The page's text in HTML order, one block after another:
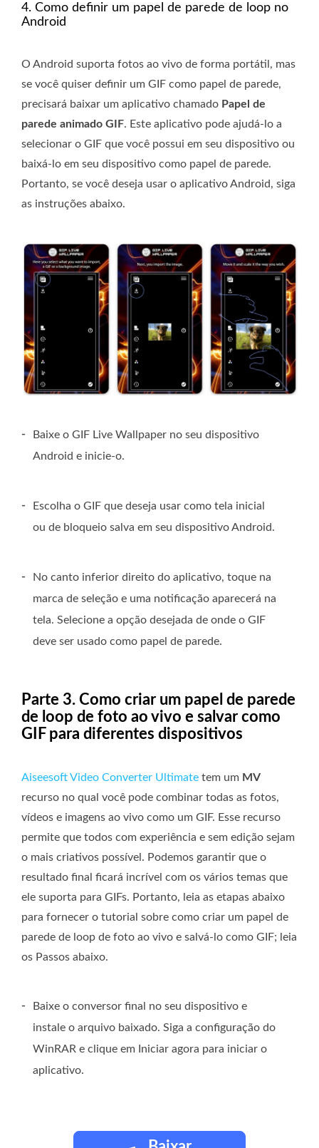
4. Como definir um papel de parede de loop no
Android
O Android suporta fotos ao vivo de forma portátil, mas
se você quiser definir um GIF como papel de parede,
precisará baixar um aplicativo chamado Papel de
parede animado GIF. Este aplicativo pode ajudá-lo a
selecionar o GIF que você possui em seu dispositivo ou
baixá-lo em seu dispositivo como papel de parede.
Portanto, se você deseja usar o aplicativo Android, siga
as instruções abaixo.
-
Baixe o GIF Live Wallpaper no seu dispositivo
Android e inicie-o.
-
Escolha o GIF que deseja usar como tela inicial
ou de bloqueio salva em seu dispositivo Android.
-
No canto inferior direito do aplicativo, toque na
marca de seleção e uma notificação aparecerá na
tela. Selecione a opção desejada de onde o GIF
deve ser usado como papel de parede.
Parte 3. Como criar um papel de parede
de loop de foto ao vivo e salvar como
GIF para diferentes dispositivos
Aiseesoft Video Converter Ultimate tem um MV
recurso no qual você pode combinar todas as fotos,
vídeos e imagens ao vivo como um GIF. Esse recurso
permite que todos com experiência e sem edição sejam
o mais criativos possível. Podemos garantir que o
resultado final ficará incrível com os vários temas que
ele suporta para GIFs. Portanto, leia as etapas abaixo
para fornecer o tutorial sobre como criar um papel de
parede de loop de foto ao vivo e salvá-lo como GIF; leia
os Passos abaixo.
-
Baixe o conversor final no seu dispositivo e
instale o arquivo baixado. Siga a configuração do
WinRAR e clique em Iniciar agora para iniciar o
aplicativo.